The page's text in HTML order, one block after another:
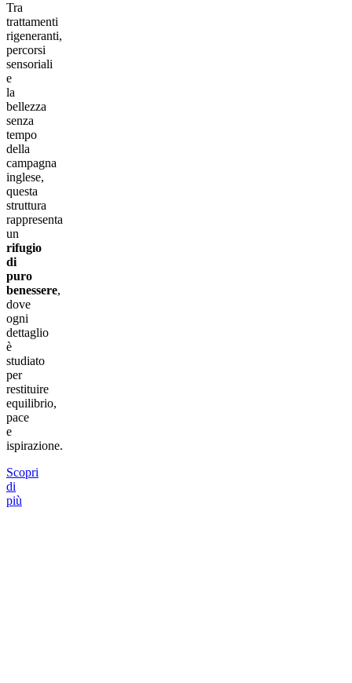
Tra
trattamenti
rigeneranti,
percorsi
sensoriali
e
la
bellezza
senza
tempo
della
campagna
inglese,
questa
struttura
rappresenta
un
rifugio
di
puro
benessere,
dove
ogni
dettaglio
è
studiato
per
restituire
equilibrio,
pace
e
ispirazione.
Scopri
di
più